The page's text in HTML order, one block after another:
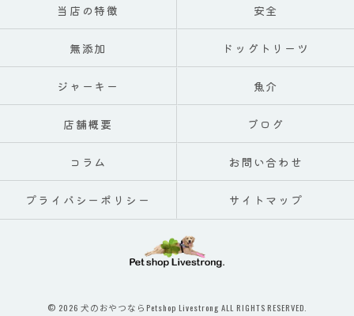
当店の特徴 安全
無添加 ドッグトリーツ
ジャーキー 魚介
店舗概要 ブログ
コラム お問い合わせ
プライバシーポリシー サイトマップ
© 2026 犬のおやつならPetshop Livestrong ALL RIGHTS RESERVED.